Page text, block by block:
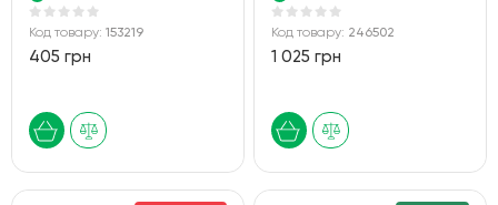
Код товару: 153219
405 грн
Код товару: 246502
1 025 грн